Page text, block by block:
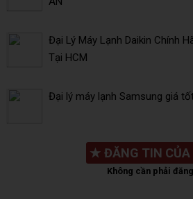
Đại Lý Máy Lạnh Daikin Chính
Tại HCM
Đại lý máy lạnh Samsung giá
★ ĐĂNG TIN CỦA
Không cần phải